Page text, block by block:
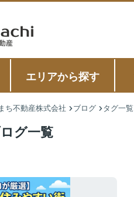
エリアから探す
ち不動産株式会社 ブログ タグ一覧
グ一覧